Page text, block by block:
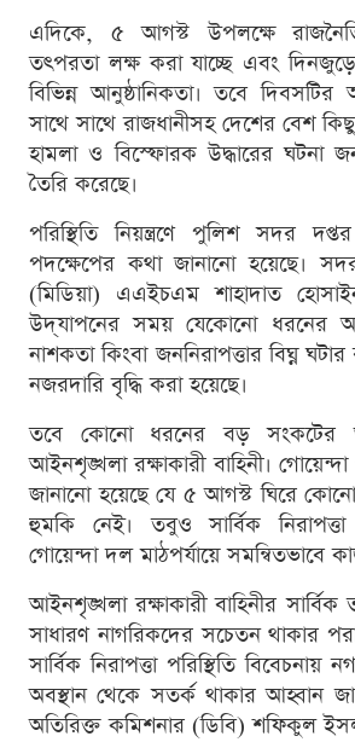
এদিকে, ৫ আগস্ট উপলক্ষে
তৎপরতা লক্ষ করা যাচ্ছে এবং
বিভিন্ন আনুষ্ঠানিকতা। তবে
সাথে সাথে রাজধানীসহ দেশের বেশ
হামলা ও বিস্ফোরক উদ্ধারের ঘটনা
তৈরি করেছে।
পরিস্থিতি নিয়ন্ত্রণে পুলিশ সদর
পদক্ষেপের কথা জানানো হয়েছে।
(মিডিয়া) এএইচএম শাহাদাত
উদ্‌যাপনের সময় যেকোনো ধরনের
নাশকতা কিংবা জননিরাপত্তার বিঘ্ন
নজরদারি বৃদ্ধি করা হয়েছে।
তবে কোনো ধরনের বড় সংকটের
আইনশৃঙ্খলা রক্ষাকারী বাহিনী।
জানানো হয়েছে যে ৫ আগস্ট ঘিরে কোনো
হুমকি নেই। তবুও সার্বিক
গোয়েন্দা দল মাঠপর্যায়ে সমন্বিতভাবে
আইনশৃঙ্খলা রক্ষাকারী বাহিনীর সার্বিক
সাধারণ নাগরিকদের সচেতন থাকার
সার্বিক নিরাপত্তা পরিস্থিতি বিবেচনায়
অবস্থান থেকে সতর্ক থাকার আহ্বান
অতিরিক্ত কমিশনার (ডিবি) শফিকুল